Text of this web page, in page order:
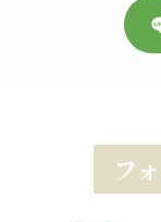
フ